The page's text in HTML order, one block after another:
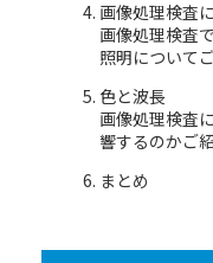
画像処理検査
画像処理検査
照明について
色と波長
画像処理検査
響するのかご
まとめ